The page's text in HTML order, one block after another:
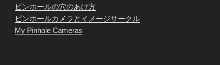
ピンホールの穴のあけ方
ピンホールカメラとイメージサークル
My Pinhole Cameras